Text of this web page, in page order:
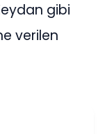
gibi
verilen